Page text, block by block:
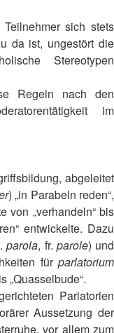
sich stets
da ist, ungestört die
Stereotypen
Regeln nach den
im
abgeleitet
) „in Parabeln reden“,
von „verhandeln“ bis
entwickelte. Dazu
parola, fr. parole) und
für parlatorium
„Quasselbude“.
Parlatorien
Aussetzung der
vor allem zum